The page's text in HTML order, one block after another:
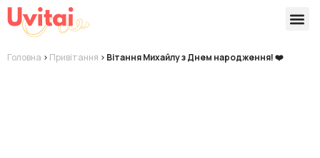
Головна > Привітання > Вітання Михайлу з Днем народження! ❤️